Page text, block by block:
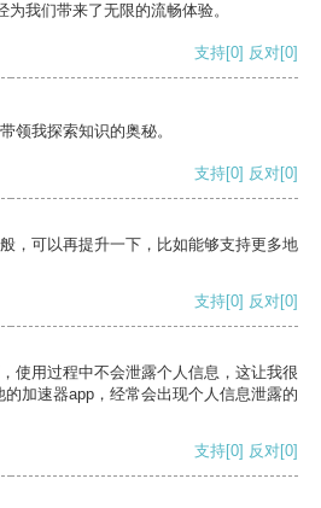
我们带来了无限的流畅体验。
支持[0] 反对[0]
领我探索知识的奥秘。
支持[0] 反对[0]
，可以再提升一下，比如能够支持更多地
支持[0] 反对[0]
使用过程中不会泄露个人信息，这让我很
加速器app，经常会出现个人信息泄露的
支持[0] 反对[0]